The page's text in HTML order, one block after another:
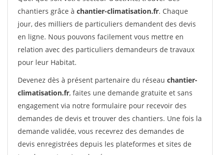
chantiers grâce à chantier-climatisation.fr. Chaque
jour, des milliers de particuliers demandent des devis
en ligne. Nous pouvons facilement vous mettre en
relation avec des particuliers demandeurs de travaux
pour leur Habitat.
Devenez dès à présent partenaire du réseau chantier-
climatisation.fr, faites une demande gratuite et sans
engagement via notre formulaire pour recevoir des
demandes de devis et trouver des chantiers. Une fois la
demande validée, vous recevrez des demandes de
devis enregistrées depuis les plateformes et sites de